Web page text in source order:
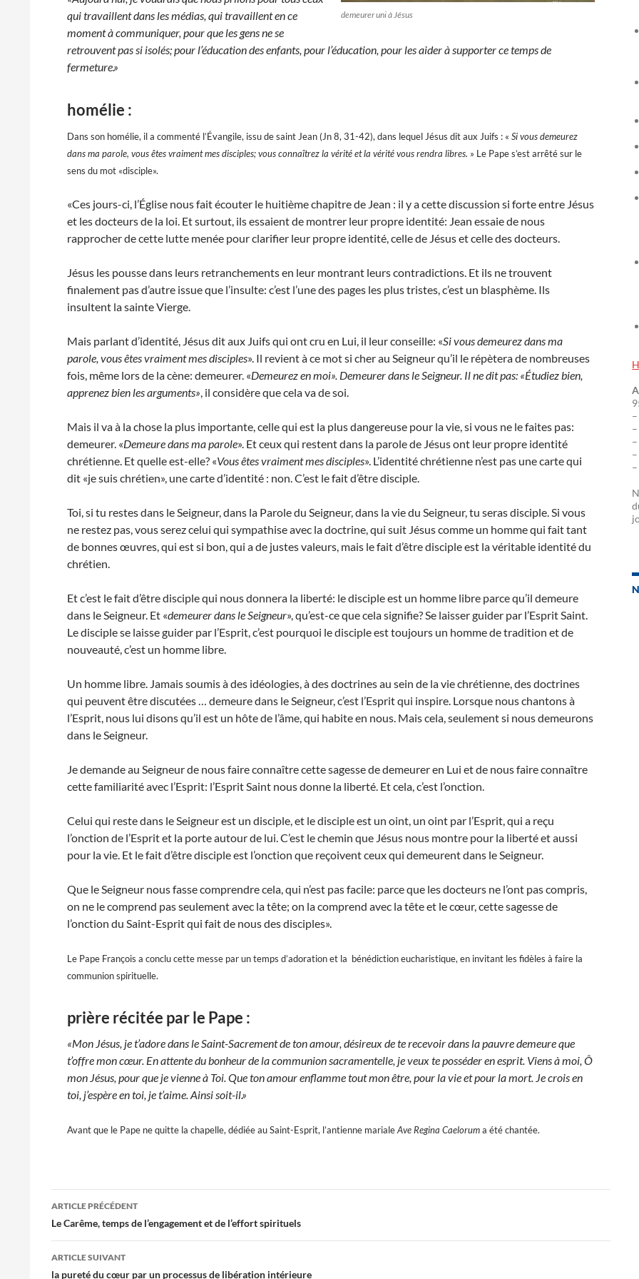
demeurer uni à Jésus
qui travaillent dans les médias, qui travaillent en ce
moment à communiquer, pour que les gens ne se
retrouvent pas si isolés; pour l’éducation des enfants, pour l’éducation, pour les aider à supporter ce temps de
fermeture.»
homélie :
Dans son homélie, il a commenté l’Évangile, issu de saint Jean (Jn 8, 31-42), dans lequel Jésus dit aux Juifs : «Si vous demeurez
dans ma parole, vous êtes vraiment mes disciples; vous connaîtrez la vérité et la vérité vous rendra libres. » Le Pape s’est arrêté sur le
sens du mot «disciple».
«Ces jours-ci, l’Église nous fait écouter le huitième chapitre de Jean : il y a cette discussion si forte entre Jésus
et les docteurs de la loi. Et surtout, ils essaient de montrer leur propre identité: Jean essaie de nous
rapprocher de cette lutte menée pour clarifier leur propre identité, celle de Jésus et celle des docteurs.
Jésus les pousse dans leurs retranchements en leur montrant leurs contradictions. Et ils ne trouvent
finalement pas d’autre issue que l’insulte: c’est l’une des pages les plus tristes, c’est un blasphème. Ils
insultent la sainte Vierge.
Mais parlant d’identité, Jésus dit aux Juifs qui ont cru en Lui, il leur conseille: «Si vous demeurez dans ma
parole, vous êtes vraiment mes disciples». Il revient à ce mot si cher au Seigneur qu’il le répètera de nombreuses
fois, même lors de la cène: demeurer. «Demeurez en moi». Demeurer dans le Seigneur. Il ne dit pas: «Étudiez bien,
apprenez bien les arguments», il considère que cela va de soi.
Mais il va à la chose la plus importante, celle qui est la plus dangereuse pour la vie, si vous ne le faites pas:
demeurer. «Demeure dans ma parole». Et ceux qui restent dans la parole de Jésus ont leur propre identité
chrétienne. Et quelle est-elle? «Vous êtes vraiment mes disciples». L’identité chrétienne n’est pas une carte qui
dit «je suis chrétien», une carte d’identité : non. C’est le fait d’être disciple.
Toi, si tu restes dans le Seigneur, dans la Parole du Seigneur, dans la vie du Seigneur, tu seras disciple. Si vous
ne restez pas, vous serez celui qui sympathise avec la doctrine, qui suit Jésus comme un homme qui fait tant
de bonnes œuvres, qui est si bon, qui a de justes valeurs, mais le fait d’être disciple est la véritable identité du
chrétien.
Et c’est le fait d’être disciple qui nous donnera la liberté: le disciple est un homme libre parce qu’il demeure
dans le Seigneur. Et «demeurer dans le Seigneur», qu’est-ce que cela signifie? Se laisser guider par l’Esprit Saint.
Le disciple se laisse guider par l’Esprit, c’est pourquoi le disciple est toujours un homme de tradition et de
nouveauté, c’est un homme libre.
Un homme libre. Jamais soumis à des idéologies, à des doctrines au sein de la vie chrétienne, des doctrines
qui peuvent être discutées … demeure dans le Seigneur, c’est l’Esprit qui inspire. Lorsque nous chantons à
l’Esprit, nous lui disons qu’il est un hôte de l’âme, qui habite en nous. Mais cela, seulement si nous demeurons
dans le Seigneur.
Je demande au Seigneur de nous faire connaître cette sagesse de demeurer en Lui et de nous faire connaître
cette familiarité avec l’Esprit: l’Esprit Saint nous donne la liberté. Et cela, c’est l’onction.
Celui qui reste dans le Seigneur est un disciple, et le disciple est un oint, un oint par l’Esprit, qui a reçu
l’onction de l’Esprit et la porte autour de lui. C’est le chemin que Jésus nous montre pour la liberté et aussi
pour la vie. Et le fait d’être disciple est l’onction que reçoivent ceux qui demeurent dans le Seigneur.
Que le Seigneur nous fasse comprendre cela, qui n’est pas facile: parce que les docteurs ne l’ont pas compris,
on ne le comprend pas seulement avec la tête; on la comprend avec la tête et le cœur, cette sagesse de
l’onction du Saint-Esprit qui fait de nous des disciples».
Le Pape François a conclu cette messe par un temps d’adoration et la bénédiction eucharistique, en invitant les fidèles à faire la
communion spirituelle.
prière récitée par le Pape :
«Mon Jésus, je t’adore dans le Saint-Sacrement de ton amour, désireux de te recevoir dans la pauvre demeure que
t’offre mon cœur. En attente du bonheur de la communion sacramentelle, je veux te posséder en esprit. Viens à moi, Ô
mon Jésus, pour que je vienne à Toi. Que ton amour enflamme tout mon être, pour la vie et pour la mort. Je crois en
toi, j’espère en toi, je t’aime. Ainsi soit-il.»
Avant que le Pape ne quitte la chapelle, dédiée au Saint-Esprit, l’antienne marialeAve Regina Caeloruma été chantée.
Navigation
des
articles
ARTICLE PRÉCÉDENT
Le Carême, temps de l’engagement et de l’effort spirituels
ARTICLE SUIVANT
la pureté du cœur par un processus de libération intérieure